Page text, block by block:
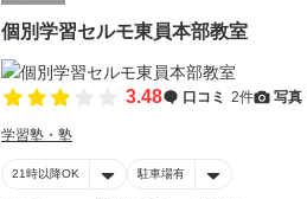
個別学習セルモ東員本部教室
3.48 口コミ 2件 写真
学習塾・塾
21時以降OK 駐車場有